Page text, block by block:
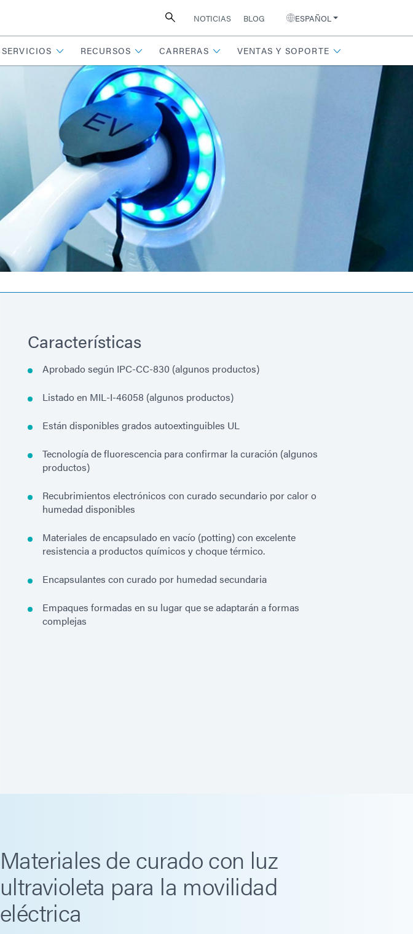
NOTICIAS BLOG ESPAÑOL
SERVICIOS RECURSOS CARRERAS VENTAS Y SOPORTE
Características
Aprobado según IPC-CC-830 (algunos productos)
Listado en MIL-I-46058 (algunos productos)
Están disponibles grados autoextinguibles UL
Tecnología de fluorescencia para confirmar la curación (algunos
productos)
Recubrimientos electrónicos con curado secundario por calor o
humedad disponibles
Materiales de encapsulado en vacío (potting) con excelente
resistencia a productos químicos y choque térmico.
Encapsulantes con curado por humedad secundaria
Empaques formadas en su lugar que se adaptarán a formas
complejas
Materiales de curado con luz
ultravioleta para la movilidad
eléctrica